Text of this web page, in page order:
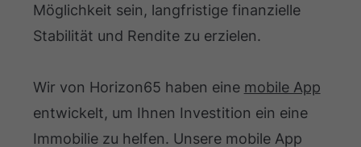
Möglichkeit sein, langfristige finanzielle
Stabilität und Rendite zu erzielen.
Wir von Horizon65 haben eine mobile App
entwickelt, um Ihnen Investition ein eine
Immobilie zu helfen. Unsere mobile App